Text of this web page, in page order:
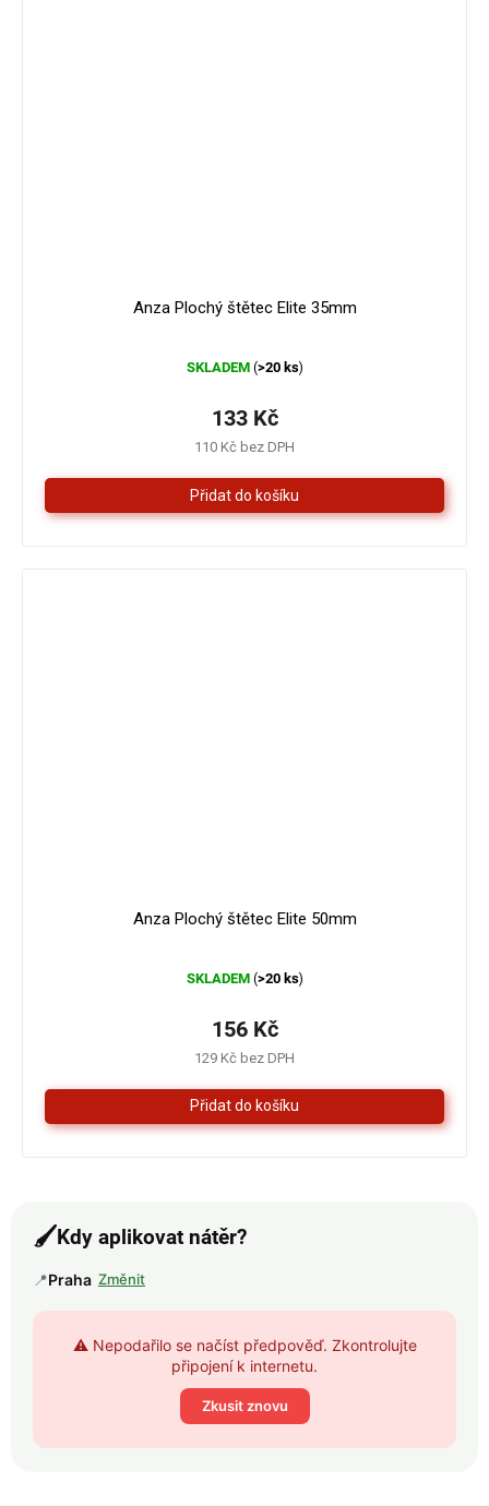
Anza Plochý štětec Elite 35mm
hodnocení
je
z
5
hvězdiček.
SKLADEM (>20 ks)
110 Kč bez DPH
133 Kč
Anza Plochý štětec Elite 50mm
hodnocení
je
4,0
z
5
hvězdiček.
SKLADEM (>20 ks)
129 Kč bez DPH
156 Kč
🖌️Kdy aplikovat nátěr?
📍Praha Změnit
⚠️ Nepodařilo se načíst předpověď. Zkontrolujte
připojení k internetu.
Zkusit znovu